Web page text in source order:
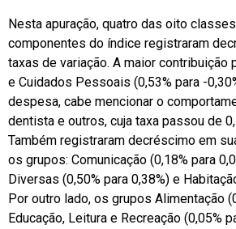
Nesta apuração, quatro das oito
componentes do índice registraram
taxas de variação. A maior contribuição
e Cuidados Pessoais (0,53% para -
despesa, cabe mencionar o
dentista e outros, cuja taxa passou de
Também registraram decréscimo em
os grupos: Comunicação (0,18% para
Diversas (0,50% para 0,38%) e
Por outro lado, os grupos Alimentação
Educação, Leitura e Recreação (0,05%